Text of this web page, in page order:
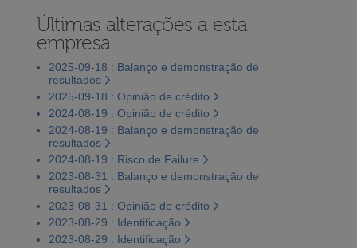
Últimas alterações a esta
empresa
2025-09-18 : Balanço e demonstração de
resultados
2025-09-18 : Opinião de crédito
2024-08-19 : Opinião de crédito
2024-08-19 : Balanço e demonstração de
resultados
2024-08-19 : Risco de Failure
2023-08-31 : Balanço e demonstração de
resultados
2023-08-31 : Opinião de crédito
2023-08-29 : Identificação
2023-08-29 : Identificação